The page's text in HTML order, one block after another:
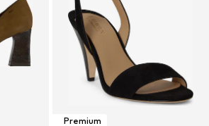
Premium